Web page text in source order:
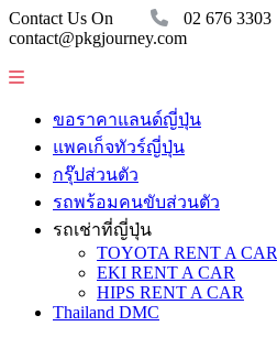
Contact Us On
02 676 3303
contact@pkgjourney.com
ขอราคาแลนด์ญี่ปุ่น
แพคเก็จทัวร์ญี่ปุ่น
กรุ๊ปส่วนตัว
รถพร้อมคนขับส่วนตัว
รถเช่าที่ญี่ปุ่น
TOYOTA RENT A CAR
EKI RENT A CAR
HIPS RENT A CAR
Thailand DMC